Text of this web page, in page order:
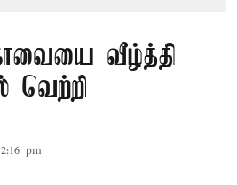
வீழ்த்தி
வெற்றி
pm